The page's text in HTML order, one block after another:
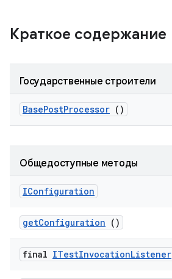
Краткое содержание
Государственные строители
BasePostProcessor ()
Общедоступные методы
IConfiguration
getConfiguration ()
final ITestInvocationListener